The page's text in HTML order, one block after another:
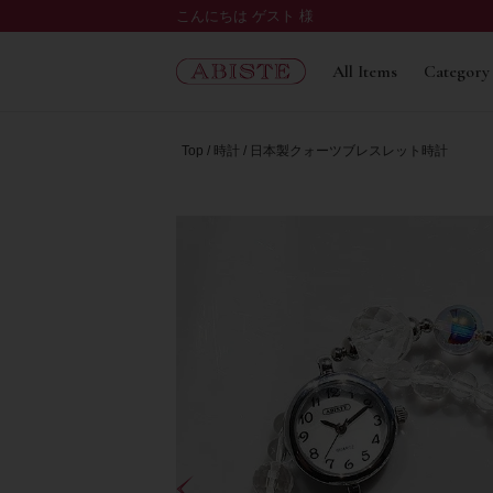
こんにちは ゲスト 様
All Items Category
Top 時計 日本製クォーツブレスレット時計